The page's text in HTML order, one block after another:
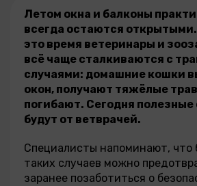
Летом окна и балконы
всегда остаются
это время ветеринары и
всё чаще сталкиваются с
случаями: домашние кошки
окон, получают тяжёлые
погибают. Сегодня полезные
будут от ветврачей.
Специалисты напоминают, что
таких случаев можно
заранее позаботиться о